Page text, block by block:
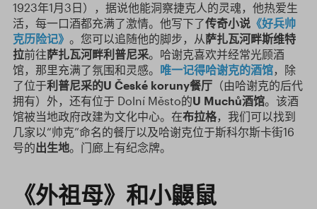
1923年1月3日），据说他能洞察捷克人的灵魂，他热爱生
活，每一口酒都充满了激情。他写下了传奇小说 《好兵帅
克历险记》 。您可以追随他的脚步，从萨扎瓦河畔斯维特
拉前往萨扎瓦河畔利普尼采。哈谢克喜欢并经常光顾酒
馆，那里充满了氛围和灵感。 唯一记得哈谢克的酒馆，除
了位于利普尼采的U České koruny餐厅 （由哈谢克的后代
拥有）外，还有位于 Dolní Město的U Muchů酒馆。该酒
馆被当地政府改建为文化中心。在布拉格，我们可以找到
几家以“帅克”命名的餐厅以及哈谢克位于斯科尔斯卡街16
号的出生地。门廊上有纪念牌。
《外祖母》和小鼹鼠